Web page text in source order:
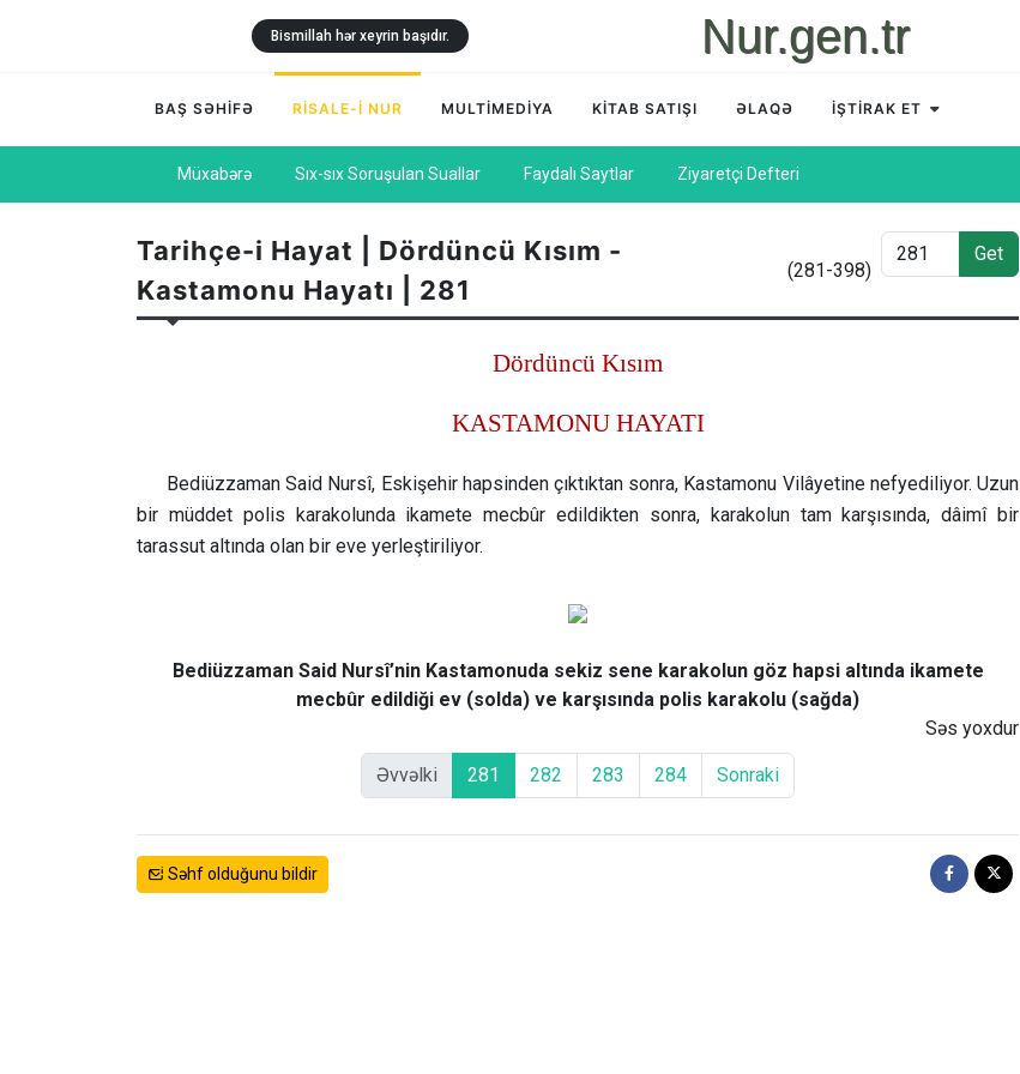
Nur.gen.tr
Bismillah hər xeyrin başıdır.
BAŞ SƏHİFƏ RİSALE-İ NUR MULTİMEDİYA KİTAB SATIŞI ƏLAQƏ İŞTİRAK ET
Müxabərə Sıx-sıx Soruşulan Suallar Faydalı Saytlar Ziyaretçi Defteri
Tarihçe-i Hayat | Dördüncü Kısım -
Kastamonu Hayatı | 281
(281-398)
Get
Dördüncü Kısım
KASTAMONU HAYATI
Bediüzzaman Said Nursî, Eskişehir hapsinden çıktıktan sonra, Kastamonu Vilâyetine nefyediliyor. Uzun
bir müddet polis karakolunda ikamete mecbûr edildikten sonra, karakolun tam karşısında, dâimî bir
tarassut altında olan bir eve yerleştiriliyor.
Bediüzzaman Said Nursî’nin Kastamonuda sekiz sene karakolun göz hapsi altında ikamete
mecbûr edildiği ev (solda) ve karşısında polis karakolu (sağda)
Səs yoxdur
Əvvəlki 281 282 283 284 Sonraki
Səhf olduğunu bildir